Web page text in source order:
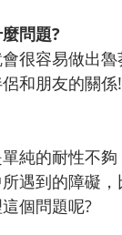
問題?
很容易做出
和朋友的關
純的耐性不
遇到的障礙
個問題呢?